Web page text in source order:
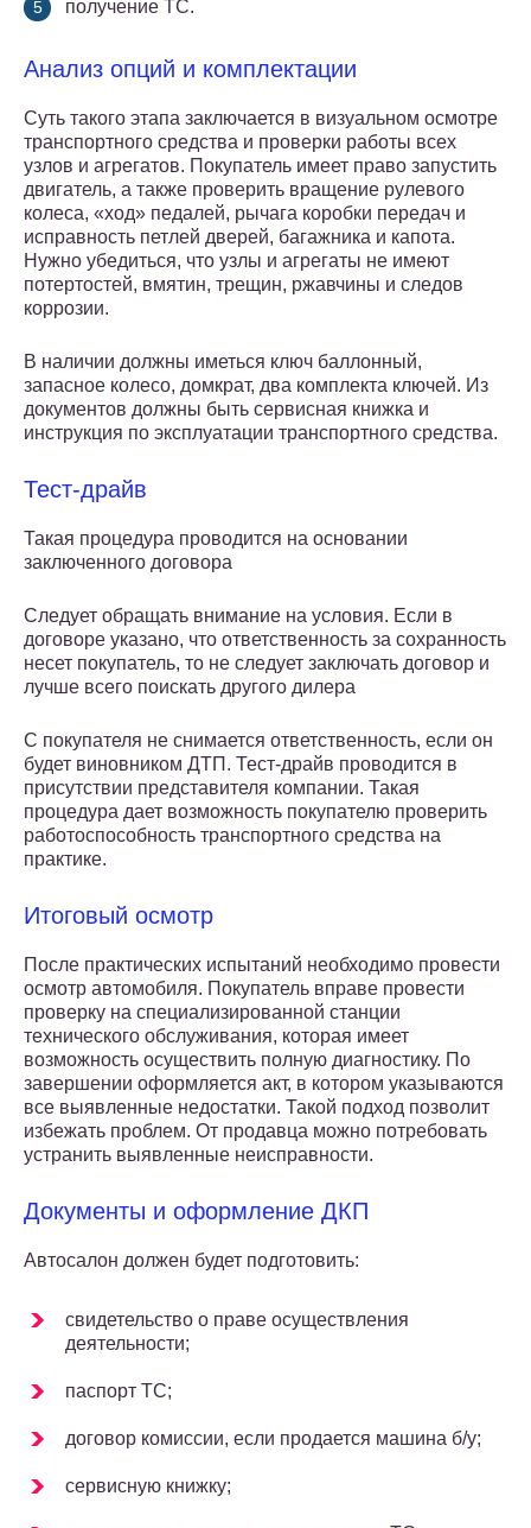
получение ТС.
Анализ опций и комплектации
Суть такого этапа заключается в визуальном осмотре
транспортного средства и проверки работы всех
узлов и агрегатов. Покупатель имеет право запустить
двигатель, а также проверить вращение рулевого
колеса, «ход» педалей, рычага коробки передач и
исправность петлей дверей, багажника и капота.
Нужно убедиться, что узлы и агрегаты не имеют
потертостей, вмятин, трещин, ржавчины и следов
коррозии.
В наличии должны иметься ключ баллонный,
запасное колесо, домкрат, два комплекта ключей. Из
документов должны быть сервисная книжка и
инструкция по эксплуатации транспортного средства.
Тест-драйв
Такая процедура проводится на основании
заключенного договора
Следует обращать внимание на условия. Если в
договоре указано, что ответственность за сохранность
несет покупатель, то не следует заключать договор и
лучше всего поискать другого дилера
С покупателя не снимается ответственность, если он
будет виновником ДТП. Тест-драйв проводится в
присутствии представителя компании. Такая
процедура дает возможность покупателю проверить
работоспособность транспортного средства на
практике.
Итоговый осмотр
После практических испытаний необходимо провести
осмотр автомобиля. Покупатель вправе провести
проверку на специализированной станции
технического обслуживания, которая имеет
возможность осуществить полную диагностику. По
завершении оформляется акт, в котором указываются
все выявленные недостатки. Такой подход позволит
избежать проблем. От продавца можно потребовать
устранить выявленные неисправности.
Документы и оформление ДКП
Автосалон должен будет подготовить:
свидетельство о праве осуществления
деятельности;
паспорт ТС;
договор комиссии, если продается машина б/у;
сервисную книжку;